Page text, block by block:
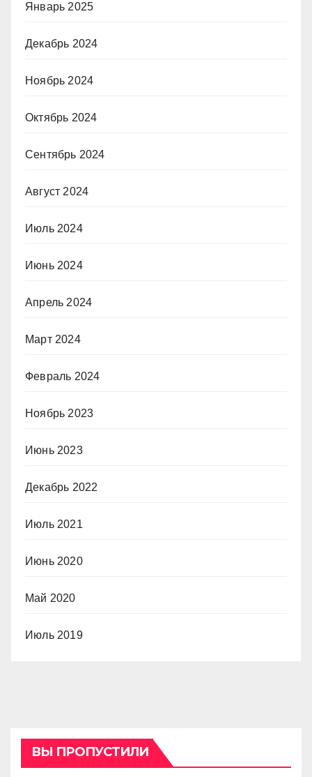
Январь 2025
Декабрь 2024
Ноябрь 2024
Октябрь 2024
Сентябрь 2024
Август 2024
Июль 2024
Июнь 2024
Апрель 2024
Март 2024
Февраль 2024
Ноябрь 2023
Июнь 2023
Декабрь 2022
Июль 2021
Июнь 2020
Май 2020
Июль 2019
ВЫ ПРОПУСТИЛИ